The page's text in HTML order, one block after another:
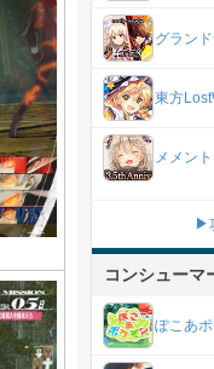
グラン
東方
メメン
▶
コンシューマ
ぽこあ